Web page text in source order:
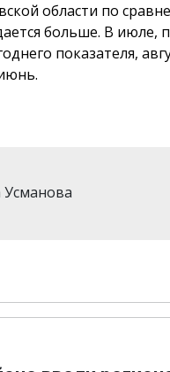
области по
больше. В июле,
показателя,
Усманова